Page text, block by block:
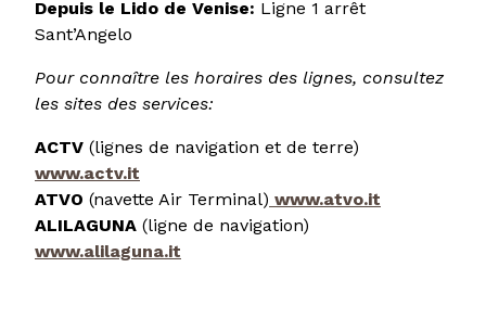
Depuis le Lido de Venise: Ligne 1 arrêt
Sant’Angelo
Pour connaître les horaires des lignes, consultez
les sites des services:
ACTV (lignes de navigation et de terre)
www.actv.it
ATVO (navette Air Terminal) www.atvo.it
ALILAGUNA (ligne de navigation)
www.alilaguna.it